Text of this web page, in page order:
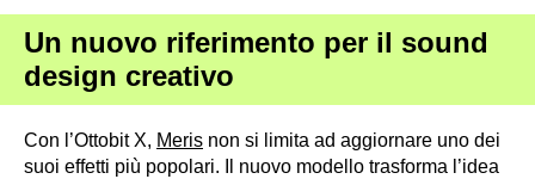
Un nuovo riferimento per il sound
design creativo
Con l’Ottobit X, Meris non si limita ad aggiornare uno dei
suoi effetti più popolari. Il nuovo modello trasforma l’idea